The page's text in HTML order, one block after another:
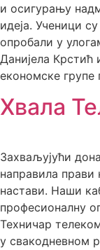
и осигурању
идеја. Ученици
опробали у
Данијела
економске групе
Хвала
Захваљујући
направила прави
настави. Наши
професионалну
Техничар
у свакодневном